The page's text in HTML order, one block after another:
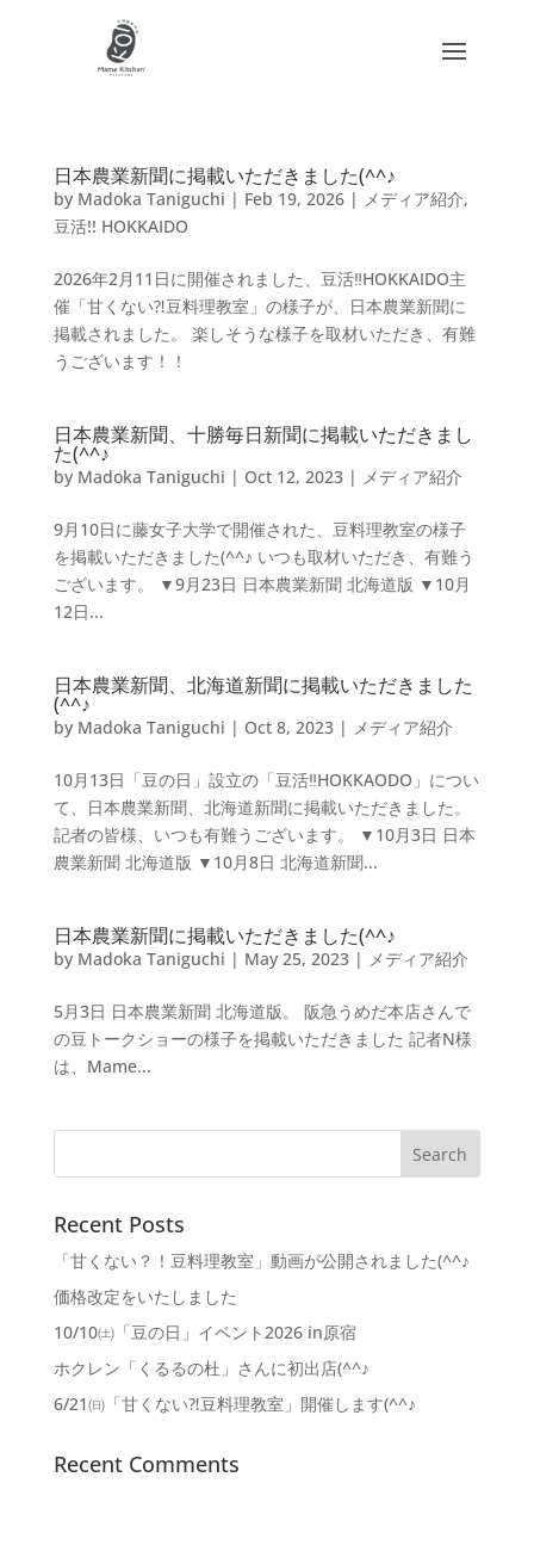
日本農業新聞に掲載いただきました(^^♪
by Madoka Taniguchi | Feb 19, 2026| メディア紹介,
豆活!! HOKKAIDO
2026年2月11日に開催されました、豆活‼HOKKAIDO主
催「甘くない⁈豆料理教室」の様子が、日本農業新聞に
掲載されました。 楽しそうな様子を取材いただき、有難
うございます！！
日本農業新聞、十勝毎日新聞に掲載いただきまし
た(^^♪
by Madoka Taniguchi | Oct 12, 2023| メディア紹介
9月10日に藤女子大学で開催された、豆料理教室の様子
を掲載いただきました(^^♪ いつも取材いただき、有難う
ございます。 ▼9月23日 日本農業新聞 北海道版 ▼10月
12日...
日本農業新聞、北海道新聞に掲載いただきました
(^^♪
by Madoka Taniguchi | Oct 8, 2023| メディア紹介
10月13日「豆の日」設立の「豆活‼HOKKAODO」につい
て、日本農業新聞、北海道新聞に掲載いただきました。
記者の皆様、いつも有難うございます。 ▼10月3日 日本
農業新聞 北海道版 ▼10月8日 北海道新聞...
日本農業新聞に掲載いただきました(^^♪
by Madoka Taniguchi | May 25, 2023| メディア紹介
5月3日 日本農業新聞 北海道版。 阪急うめだ本店さんで
の豆トークショーの様子を掲載いただきました 記者N様
は、Mame...
Recent Posts
「甘くない？！豆料理教室」動画が公開されました(^^♪
価格改定をいたしました
10/10㈯「豆の日」イベント2026 in原宿
ホクレン「くるるの杜」さんに初出店(^^♪
6/21㈰「甘くない⁈豆料理教室」開催します(^^♪
Recent Comments